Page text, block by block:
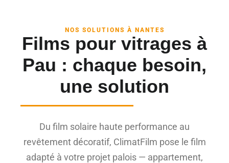
NOS SOLUTIONS À NANTES
Films pour vitrages à
Pau : chaque besoin,
une solution
Du film solaire haute performance au
revêtement décoratif, ClimatFilm pose le film
adapté à votre projet palois — appartement,